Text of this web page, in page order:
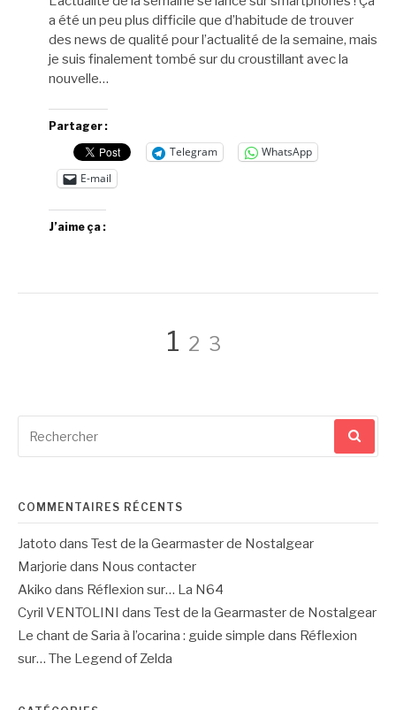
a été un peu plus difficile que d’habitude de trouver
des news de qualité pour l’actualité de la semaine, mais
je suis finalement tombé sur du croustillant avec la
nouvelle…
Partager :
Telegram
WhatsApp
E-mail
J’aime ça :
Pagination
des
publications
Page
1 Page
2 Page
3
pour
COMMENTAIRES RÉCENTS
Jatoto dans Test de la Gearmaster de Nostalgear
Marjorie dans Nous contacter
Akiko dans Réflexion sur… La N64
Cyril VENTOLINI dans Test de la Gearmaster de Nostalgear
Le chant de Saria à l’ocarina : guide simple dans Réflexion
sur… The Legend of Zelda